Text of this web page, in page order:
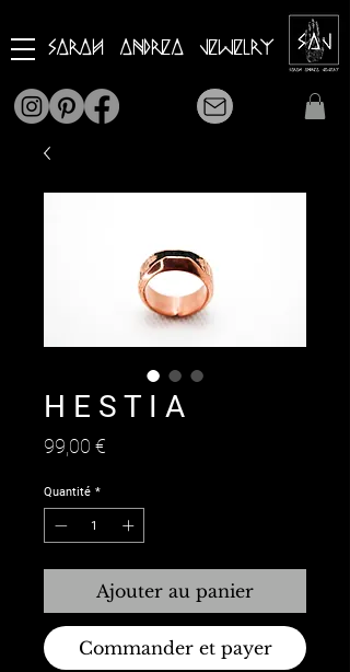
Sarah Andrea Jewelry
H E S T I A
99,00 €
Quantité *
Ajouter au panier
Commander et payer